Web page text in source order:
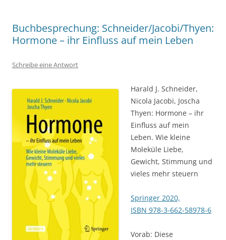
Buchbesprechung: Schneider/Jacobi/Thyen:
Hormone – ihr Einfluss auf mein Leben
Schreibe eine Antwort
Harald J. Schneider,
Nicola Jacobi, Joscha
Thyen: Hormone – ihr
Einfluss auf mein
Leben. Wie kleine
Moleküle Liebe,
Gewicht, Stimmung und
vieles mehr steuern
Springer 2020,
ISBN 978-3-662-58978-6
Vorab: Diese